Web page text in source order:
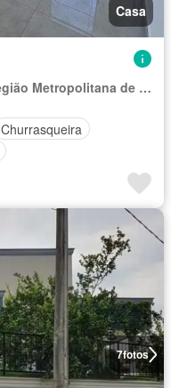
Casa
Região Imediata de Sorocaba, Região Metropolitana de Sorocaba
Churrasqueira
7fotos